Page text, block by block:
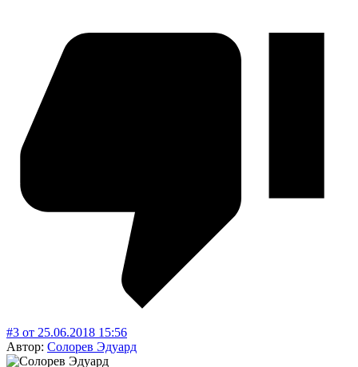
#3 от 25.06.2018 15:56
Автор: Солорев Эдуард